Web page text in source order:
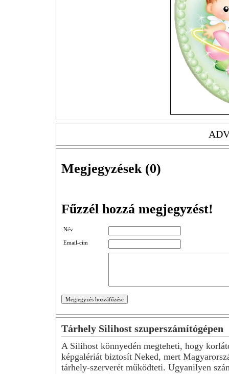
Megjegyzések (0)
Fűzzél hozzá megjegyzést!
Név
Email-cím
Tárhely Silihost szuperszámítógépen
A Silihost könnyedén megteheti, hogy
képgalériát biztosít Neked, mert
tárhely-szerverét működteti. Ugyanilyen